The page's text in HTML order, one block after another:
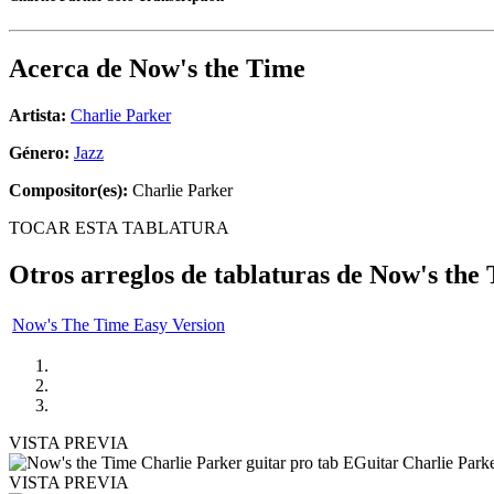
Acerca de Now's the Time
Artista: Charlie Parker
Género: Jazz
Compositor(es): Charlie Parker
TOCAR ESTA TABLATURA
Otros arreglos de tablaturas de Now's the
Now's The Time Easy Version
VISTA PREVIA
VISTA PREVIA